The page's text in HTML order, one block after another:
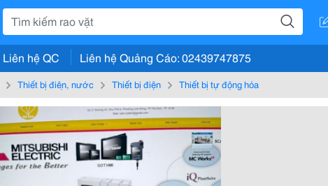
Liên hệ QC Liên hệ Quảng Cáo: 02439747875
Thiết bị điện, nước Thiết bị điện Thiết bị tự động hóa